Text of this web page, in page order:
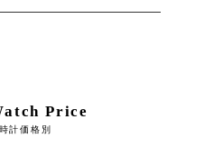
Price
時計価格別